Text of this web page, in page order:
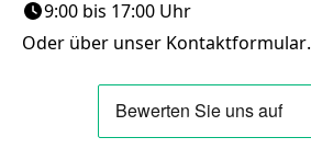
9:00 bis 17:00 Uhr
Oder über unser Kontaktformular.